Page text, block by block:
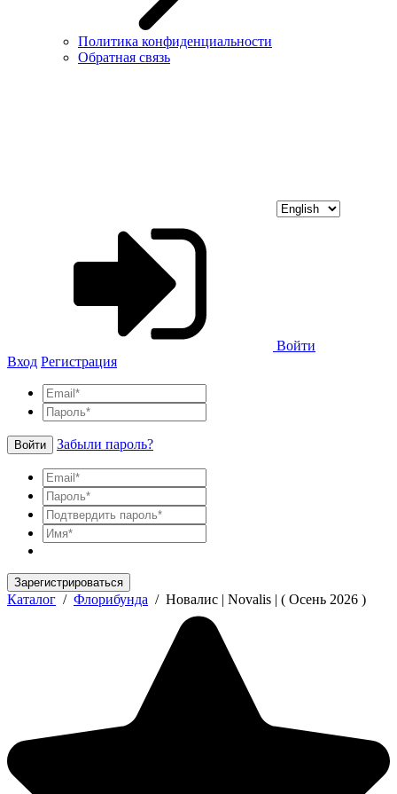
Политика конфиденциальности
Обратная связь
Войти
Вход Регистрация
Войти Забыли пароль?
Зарегистрироваться
Каталог / Флорибунда / Новалис | Novalis | ( Осень 2026 )